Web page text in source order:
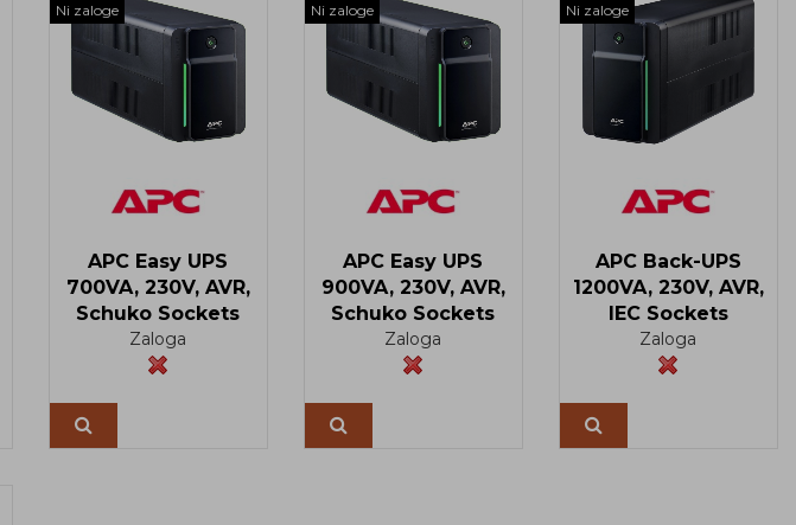
Ni zaloge
APC Easy UPS
700VA, 230V, AVR,
Schuko Sockets
Zaloga
Ni zaloge
APC Easy UPS
900VA, 230V, AVR,
Schuko Sockets
Zaloga
Ni zaloge
APC Back-UPS
1200VA, 230V, AVR,
IEC Sockets
Zaloga